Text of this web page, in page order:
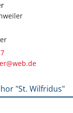
"St. Wilfridus"